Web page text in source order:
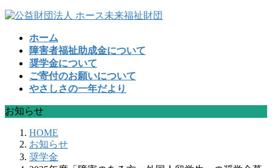
コ
キ
ッ
ナ
に
移
ホーム
障害者福祉助成金について
奨学金について
ご寄付のお願いについて
やさしさの一年だより
お知らせ
HOME
お知らせ
奨学金